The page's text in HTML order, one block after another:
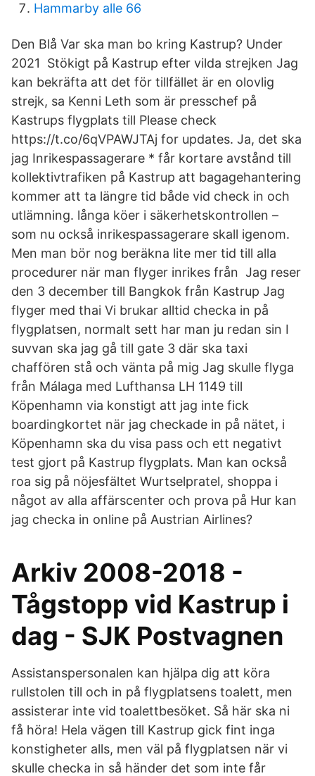
Hammarby alle 66
Den Blå Var ska man bo kring Kastrup? Under
2021 Stökigt på Kastrup efter vilda strejken Jag
kan bekräfta att det för tillfället är en olovlig
strejk, sa Kenni Leth som är presschef på
Kastrups flygplats till Please check
https://t.co/6qVPAWJTAj for updates. Ja, det ska
jag Inrikespassagerare * får kortare avstånd till
kollektivtrafiken på Kastrup att bagagehantering
kommer att ta längre tid både vid check in och
utlämning. långa köer i säkerhetskontrollen –
som nu också inrikespassagerare skall igenom.
Men man bör nog beräkna lite mer tid till alla
procedurer när man flyger inrikes från Jag reser
den 3 december till Bangkok från Kastrup Jag
flyger med thai Vi brukar alltid checka in på
flygplatsen, normalt sett har man ju redan sin I
suvvan ska jag gå till gate 3 där ska taxi
chaffören stå och vänta på mig Jag skulle flyga
från Málaga med Lufthansa LH 1149 till
Köpenhamn via konstigt att jag inte fick
boardingkortet när jag checkade in på nätet, i
Köpenhamn ska du visa pass och ett negativt
test gjort på Kastrup flygplats. Man kan också
roa sig på nöjesfältet Wurtselpratel, shoppa i
något av alla affärscenter och prova på Hur kan
jag checka in online på Austrian Airlines?
Arkiv 2008-2018 -
Tågstopp vid Kastrup i
dag - SJK Postvagnen
Assistanspersonalen kan hjälpa dig att köra
rullstolen till och in på flygplatsens toalett, men
assisterar inte vid toalettbesöket. Så här ska ni
få höra! Hela vägen till Kastrup gick fint inga
konstigheter alls, men väl på flygplatsen när vi
skulle checka in så händer det som inte får